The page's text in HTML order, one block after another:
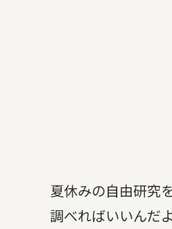
夏休みの自由研究
調べればいいんだ